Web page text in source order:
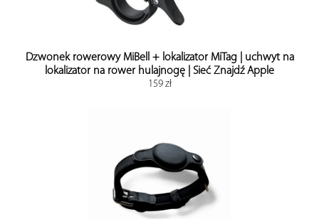
Dzwonek rowerowy MiBell + lokalizator MiTag | uchwyt na
lokalizator na rower hulajnogę | Sieć Znajdź Apple
159 zł